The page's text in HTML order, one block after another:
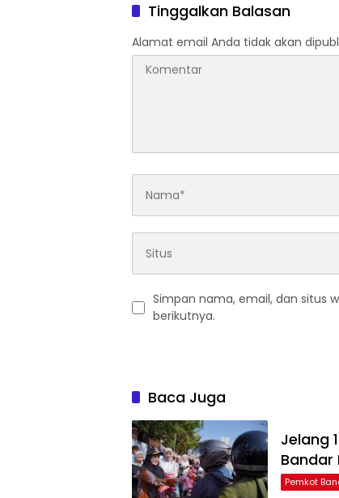
Tinggalkan Balasan
Alamat email Anda tidak akan
Simpan nama, email, dan situs
berikutnya.
Baca Juga
Jelang
Bandar
Pemkot